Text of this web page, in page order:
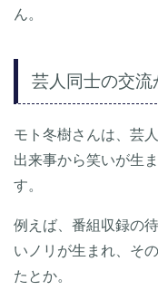
ん。
芸人同士の交
モト冬樹さんは、芸
出来事から笑いが生
す。
例えば、番組収録の
いノリが生まれ、そ
たとか。